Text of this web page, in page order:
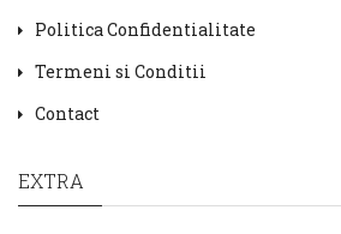
Politica Confidentialitate
Termeni si Conditii
Contact
EXTRA